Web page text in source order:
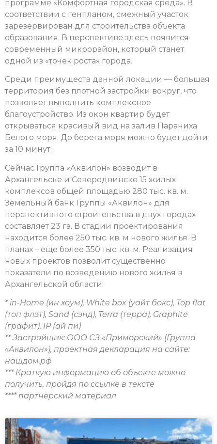
программе «Комфортная городская среда». В
соответствии с генпланом, смежный участок
зарезервирован для строительства объекта
образования. В перспективе здесь появится
современный микрорайон, который станет
одной из «точек роста» города.
Среди преимуществ данной локации — большая
территория без плотной застройки вокруг, что
позволяет выполнить комплексное
благоустройство. Из окон квартир будет
открываться красивый вид на залив Параниха
Белого моря. До берега моря можно будет дойти
за 10 минут.
Сейчас Группа «Аквилон» возводит в
Архангельске и Северодвинске 15 жилых
комплексов общей площадью 280 тыс. кв. м.
Земельный банк Группы «Аквилон» для
перспективного строительства в двух городах
составляет 23 га. В стадии проектирования
находится более 250 тыс. кв. м нового жилья. В
планах – еще более 350 тыс. кв. м. Реализация
новых проектов позволит существенно
показатели по возведению нового жилья в
Архангельской области.
* in-Home (ин хоум), White box (уайт бокс), Top flat
(топ флэт), Sand (сэнд), Terra (терра), Graphite
(графит), IР (ай пи)
** Застройщик: ООО СЗ «Приморский» (Группа
«Аквилон»), проектная декларация на сайте:
нашдом.рф
*** Краткую информацию об объекте можно
получить, пройдя по ссылке в тексте
**** партнерский материал